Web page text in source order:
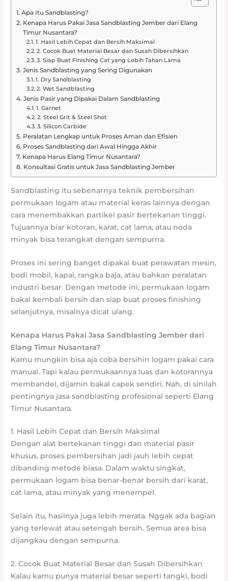
Apa Itu Sandblasting?
Kenapa Harus Pakai Jasa Sandblasting Jember dari Elang
Timur Nusantara?
1. Hasil Lebih Cepat dan Bersih Maksimal
2. Cocok Buat Material Besar dan Susah Dibersihkan
3. Siap Buat Finishing Cat yang Lebih Tahan Lama
Jenis Sandblasting yang Sering Digunakan
1. Dry Sandblasting
2. Wet Sandblasting
Jenis Pasir yang Dipakai Dalam Sandblasting
1. Garnet
2. Steel Grit & Steel Shot
3. Silicon Carbide
Peralatan Lengkap untuk Proses Aman dan Efisien
Proses Sandblasting dari Awal Hingga Akhir
Kenapa Harus Elang Timur Nusantara?
Konsultasi Gratis untuk Jasa Sandblasting Jember
Sandblasting itu sebenarnya teknik pembersihan
permukaan logam atau material keras lainnya dengan
cara menembakkan partikel pasir bertekanan tinggi.
Tujuannya biar kotoran, karat, cat lama, atau noda
minyak bisa terangkat dengan sempurna.
Proses ini sering banget dipakai buat perawatan mesin,
bodi mobil, kapal, rangka baja, atau bahkan peralatan
industri besar. Dengan metode ini, permukaan logam
bakal kembali bersih dan siap buat proses finishing
selanjutnya, misalnya dicat ulang.
Kenapa Harus Pakai Jasa Sandblasting Jember dari
Elang Timur Nusantara?
Kamu mungkin bisa aja coba bersihin logam pakai cara
manual. Tapi kalau permukaannya luas dan kotorannya
membandel, dijamin bakal capek sendiri. Nah, di sinilah
pentingnya jasa sandblasting profesional seperti Elang
Timur Nusantara.
1. Hasil Lebih Cepat dan Bersih Maksimal
Dengan alat bertekanan tinggi dan material pasir
khusus, proses pembersihan jadi jauh lebih cepat
dibanding metode biasa. Dalam waktu singkat,
permukaan logam bisa benar-benar bersih dari karat,
cat lama, atau minyak yang menempel.
Selain itu, hasilnya juga lebih merata. Nggak ada bagian
yang terlewat atau setengah bersih. Semua area bisa
dijangkau dengan sempurna.
2. Cocok Buat Material Besar dan Susah Dibersihkan
Kalau kamu punya material besar seperti tangki, bodi